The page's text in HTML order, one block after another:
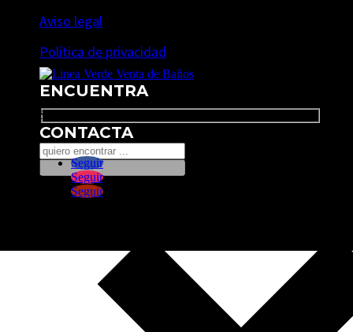
Aviso legal
Política de privacidad
ENCUENTRA
Search
CONTACTA
Seguir
Seguir
Seguir